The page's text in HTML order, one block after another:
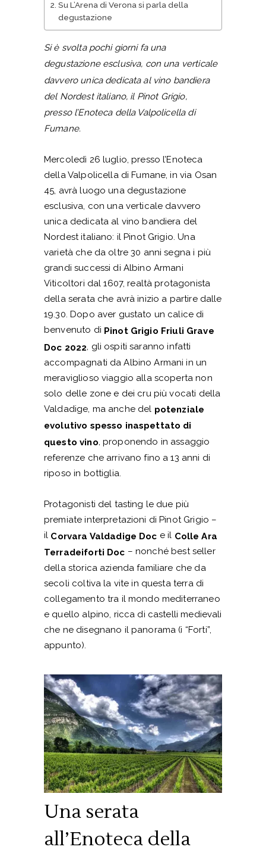
Su L’Arena di Verona si parla della
degustazione
Si è svolta pochi giorni fa una
degustazione esclusiva, con una verticale
davvero unica dedicata al vino bandiera
del Nordest italiano, il Pinot Grigio,
presso l’Enoteca della Valpolicella di
Fumane.
Mercoledì 26 luglio, presso l’Enoteca
della Valpolicella di Fumane, in via Osan
45, avrà luogo una degustazione
esclusiva, con una verticale davvero
unica dedicata al vino bandiera del
Nordest italiano: il Pinot Grigio. Una
varietà che da oltre 30 anni segna i più
grandi successi di Albino Armani
Viticoltori dal 1607, realtà protagonista
della serata che avrà inizio a partire dalle
19.30. Dopo aver gustato un calice di
benvenuto di Pinot Grigio Friuli Grave
Doc 2022, gli ospiti saranno infatti
accompagnati da Albino Armani in un
meraviglioso viaggio alla scoperta non
solo delle zone e dei cru più vocati della
Valdadige, ma anche del potenziale
evolutivo spesso inaspettato di
questo vino , proponendo in assaggio
referenze che arrivano fino a 13 anni di
riposo in bottiglia.
Protagonisti del tasting le due più
premiate interpretazioni di Pinot Grigio –
il Corvara Valdadige Doc e il Colle Ara
Terradeiforti Doc – nonché best seller
della storica azienda familiare che da
secoli coltiva la vite in questa terra di
collegamento tra il mondo mediterraneo
e quello alpino, ricca di castelli medievali
che ne disegnano il panorama (i “Forti”,
appunto).
Una serata
all’Enoteca della